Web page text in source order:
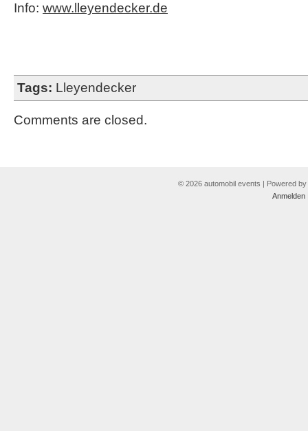
Info: www.lleyendecker.de
Tags: Lleyendecker
Comments are closed.
© 2026 automobil events | Powered by
Anmelden|